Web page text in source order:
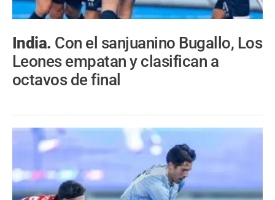
India. Con el sanjuanino Bugallo, Los
Leones empatan y clasifican a
octavos de final